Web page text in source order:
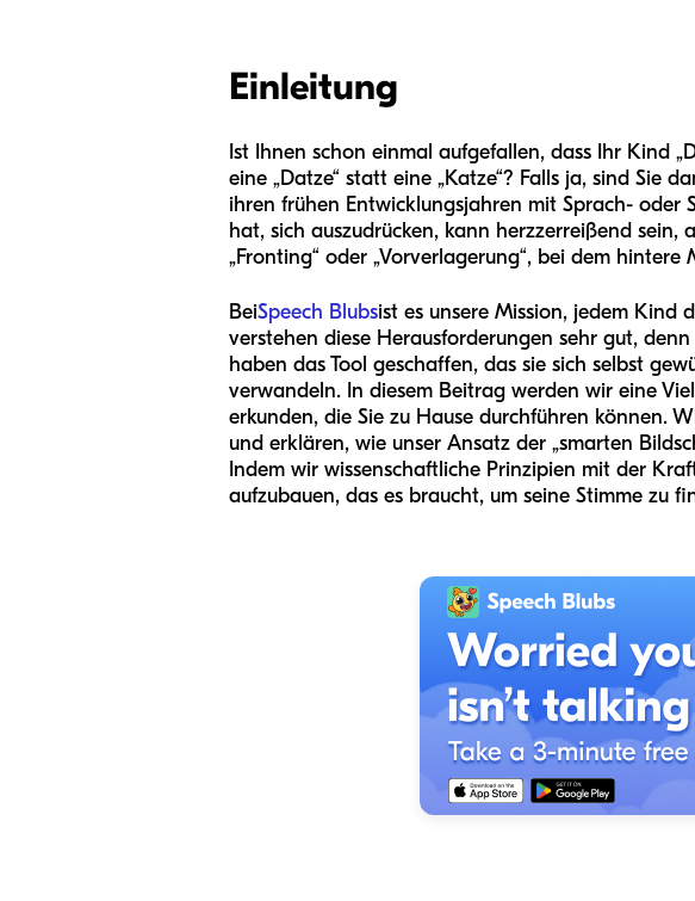
Einleitung
Ist Ihnen schon einmal aufgefallen, dass Ihr Kind
eine „Datze“ statt eine „Katze“? Falls ja, sind Sie
ihren frühen Entwicklungsjahren mit Sprach- oder
hat, sich auszudrücken, kann herzzerreißend
„Fronting“ oder „Vorverlagerung“, bei dem
BeiSpeech Blubsist es unsere Mission, jedem Kind
verstehen diese Herausforderungen sehr gut,
haben das Tool geschaffen, das sie sich selbst
verwandeln. In diesem Beitrag werden wir eine
erkunden, die Sie zu Hause durchführen können.
und erklären, wie unser Ansatz der „smarten
Indem wir wissenschaftliche Prinzipien mit der
aufzubauen, das es braucht, um seine Stimme zu